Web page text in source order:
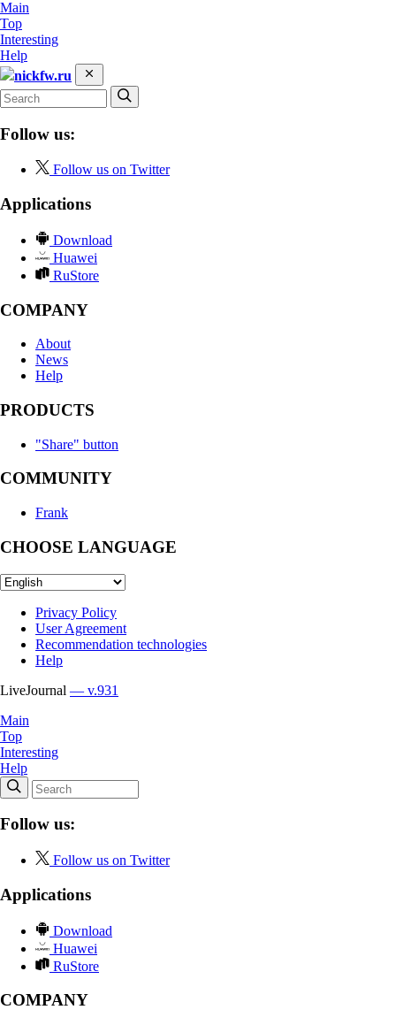
Main
Top
Interesting
Help
nickfw.ru
Follow us:
Follow us on Twitter
Applications
Download
Huawei
RuStore
COMPANY
About
News
Help
PRODUCTS
"Share" button
COMMUNITY
Frank
CHOOSE LANGUAGE
Privacy Policy
User Agreement
Recommendation technologies
Help
LiveJournal — v.931
Main
Top
Interesting
Help
Follow us:
Follow us on Twitter
Applications
Download
Huawei
RuStore
COMPANY